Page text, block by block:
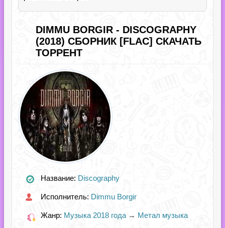
DIMMU BORGIR - DISCOGRAPHY
(2018) СБОРНИК [FLAC] СКАЧАТЬ
ТОРРЕНТ
Название: Discography
Исполнитель: Dimmu Borgir
Жанр: Музыка 2018 года → Метал музыка